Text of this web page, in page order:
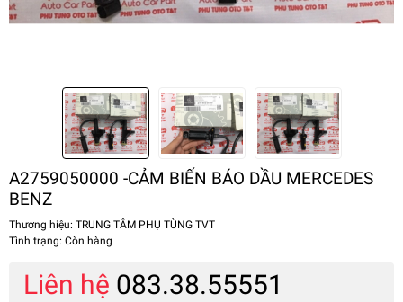
A2759050000 -CẢM BIẾN BÁO DẦU MERCEDES
BENZ
Thương hiệu: TRUNG TÂM PHỤ TÙNG TVT
Tình trạng: Còn hàng
Liên hệ 083.38.55551